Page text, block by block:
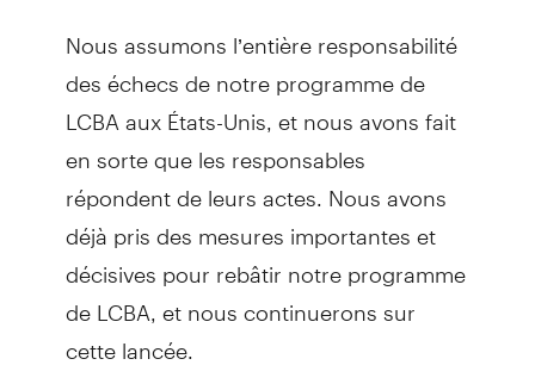
Nous assumons l’entière responsabilité
des échecs de notre programme de
LCBA aux États-Unis, et nous avons fait
en sorte que les responsables
répondent de leurs actes. Nous avons
déjà pris des mesures importantes et
décisives pour rebâtir notre programme
de LCBA, et nous continuerons sur
cette lancée.